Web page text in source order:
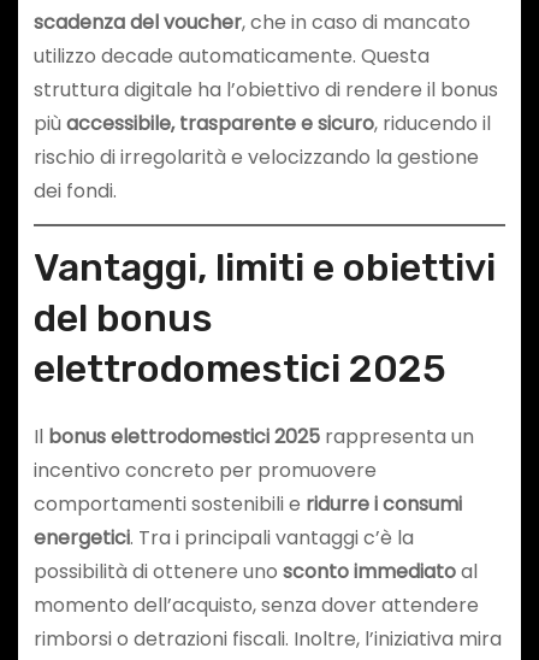
scadenza del voucher, che in caso di mancato
utilizzo decade automaticamente. Questa
struttura digitale ha l’obiettivo di rendere il bonus
più accessibile, trasparente e sicuro, riducendo il
rischio di irregolarità e velocizzando la gestione
dei fondi.
Vantaggi, limiti e obiettivi
del bonus
elettrodomestici 2025
Il bonus elettrodomestici 2025rappresenta un
incentivo concreto per promuovere
comportamenti sostenibili e ridurre i consumi
energetici. Tra i principali vantaggi c’è la
possibilità di ottenere uno sconto immediatoal
momento dell’acquisto, senza dover attendere
rimborsi o detrazioni fiscali. Inoltre, l’iniziativa mira